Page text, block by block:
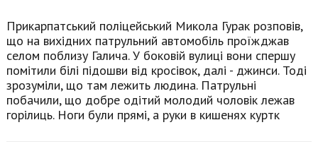
Прикарпатський поліцейський Микола Гурак розповів,
що на вихідних патрульний автомобіль проїжджав
селом поблизу Галича. У боковій вулиці вони спершу
помітили білі підошви від кросівок, далі - джинси. Тоді
зрозуміли, що там лежить людина. Патрульні
побачили, що добре одітий молодий чоловік лежав
горілиць. Ноги були прямі, а руки в кишенях куртк